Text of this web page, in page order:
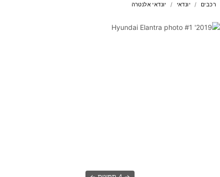
רכבים יונדאי יונדאי אלנטרה